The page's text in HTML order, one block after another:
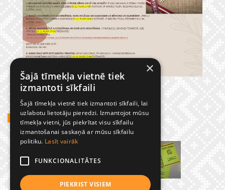
GADĪJUMBILDES
×
Šajā tīmekļa vietnē tiek
izmantoti sīkfaili
Šajā tīmekļa vietnē tiek izmantoti sīkfaili, lai
uzlabotu lietotāju pieredzi. Izmantojot mūsu
tīmekļa vietni, jūs piekrītat visu sīkfailu
izmantošanai saskaņā ar mūsu sīkfailu
politiku. Lasīt vairāk
FUNKCIONALITĀTES
PIEKRIST VISIEM